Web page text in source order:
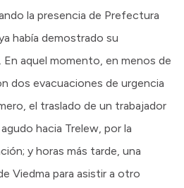
la presencia de Prefectura
había demostrado su
aquel momento, en menos de
dos evacuaciones de urgencia
el traslado de un trabajador
hacia Trelew, por la
y horas más tarde, una
Viedma para asistir a otro